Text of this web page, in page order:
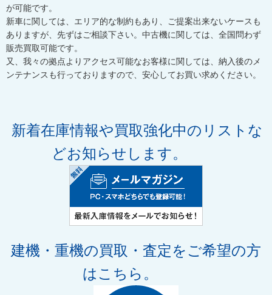
が可能です。
新車に関しては、エリア的な制約もあり、ご提案出来ないケースも
ありますが、先ずはご相談下さい。中古機に関しては、全国問わず
販売買取可能です。
又、我々の拠点よりアクセス可能なお客様に関しては、納入後のメ
ンテナンスも行っておりますので、安心してお買い求めください。
新着在庫情報や買取強化中のリストな
どお知らせします。
建機・重機の買取・査定をご希望の方
はこちら。